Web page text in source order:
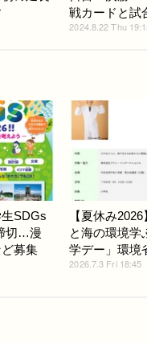
戦カードと試
2024.8.22 Thu
SDGs
切…漫
募集
【夏休み
と海の環境学
学デー」環境
2026.7.3 Fri 18:45